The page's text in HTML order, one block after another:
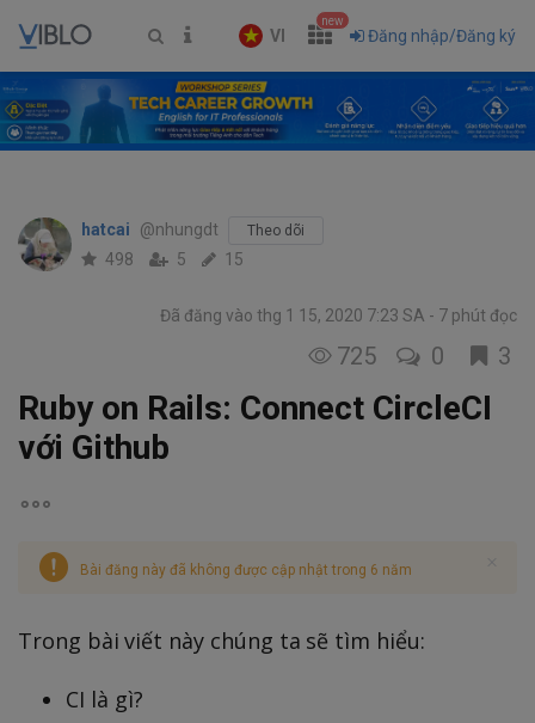
VI
new
Đăng nhập/Đăng ký
hatcai @nhungdt Theo dõi
498 5 15
Đã đăng vào thg 1 15, 2020 7:23 SA 7 phút đọc
725 0 3
Ruby on Rails: Connect CircleCI
với Github
Bài đăng này đã không được cập nhật trong 6 năm
Trong bài viết này chúng ta sẽ tìm hiểu:
CI là gì?